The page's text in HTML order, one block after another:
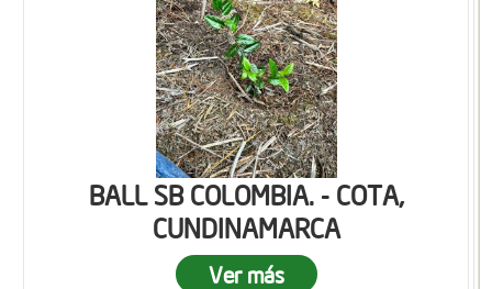
BALL SB COLOMBIA. - COTA,
CUNDINAMARCA
Ver más